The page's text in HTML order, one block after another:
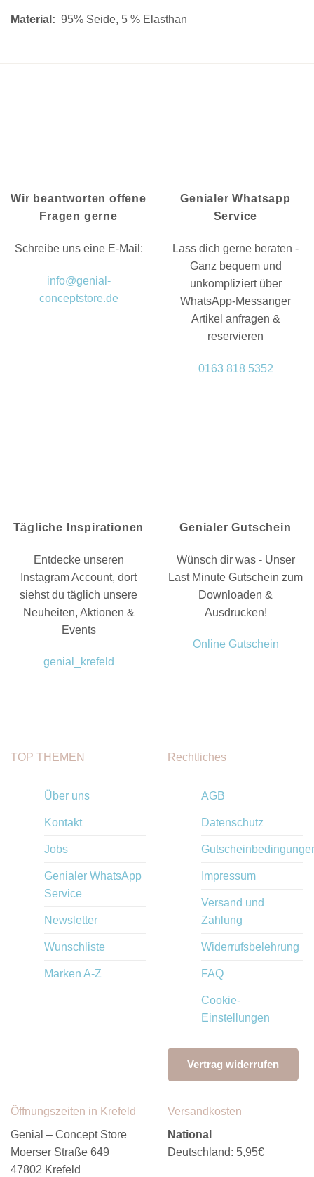
Material: 95% Seide, 5 % Elasthan
Wir beantworten offene
Fragen gerne
Schreibe uns eine E-Mail:
info@genial-
conceptstore.de
Genialer Whatsapp
Service
Lass dich gerne beraten -
Ganz bequem und
unkompliziert über
WhatsApp-Messanger
Artikel anfragen &
reservieren
0163 818 5352
Tägliche Inspirationen
Entdecke unseren
Instagram Account, dort
siehst du täglich unsere
Neuheiten, Aktionen &
Events
genial_krefeld
Genialer Gutschein
Wünsch dir was - Unser
Last Minute Gutschein zum
Downloaden &
Ausdrucken!
Online Gutschein
TOP THEMEN
Über uns
Kontakt
Jobs
Genialer WhatsApp
Service
Newsletter
Wunschliste
Marken A-Z
Rechtliches
AGB
Datenschutz
Impressum
Versand und
Zahlung
Widerrufsbelehrung
FAQ
Cookie-
Einstellungen
Vertrag widerrufen
Öffnungszeiten in Krefeld
Genial – Concept Store
Moerser Straße 649
47802 Krefeld
Versandkosten
National
Deutschland: 5,95€